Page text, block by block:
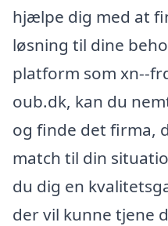
hjælpe dig med at
løsning til dine
platform som xn--
oub.dk, kan du
og finde det firma,
match til din
du dig en
der vil kunne tjene